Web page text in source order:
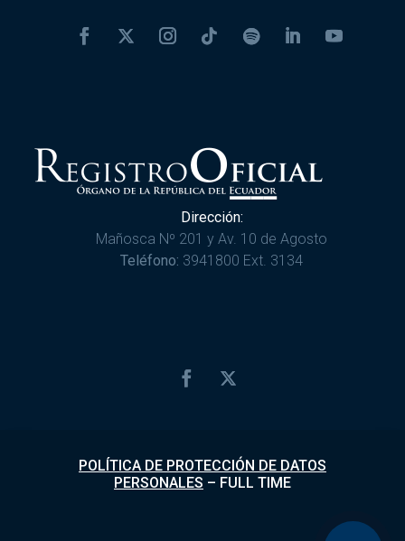
Dirección:
Mañosca Nº 201 y Av. 10 de Agosto
Teléfono: 3941800 Ext. 3134
POLÍTICA DE PROTECCIÓN DE DATOS
PERSONALES – FULL TIME